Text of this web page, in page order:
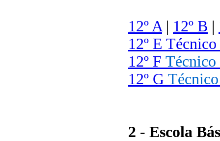
12º A| 12º B |
12º E
12º F
12º G
2 - Escola